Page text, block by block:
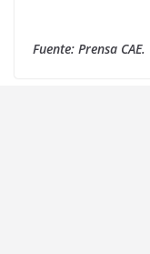
Fuente: Prensa CAE.